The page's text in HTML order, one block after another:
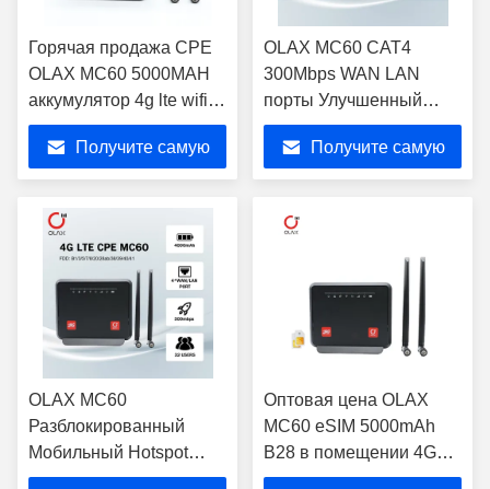
Горячая продажа CPE
OLAX MC60 5000MAH
аккумулятор 4g lte wifi
маршрутизатор 4g CPE
маршрутизатор модем
4g wifi
Получите самую
OLAX MC60 CAT4
300Mbps WAN LAN
порты Улучшенный
сим-карта сигнала Wi-Fi
Обход маршрутизатора
Мобильный интернет
Получите самую
OLAX MC60
Разблокированный
Мобильный Hotspot
VPN 4G Беспроводной
Оптовая цена OLAX
MC60 eSIM 5000mAh
B28 в помещении 4G
домашний